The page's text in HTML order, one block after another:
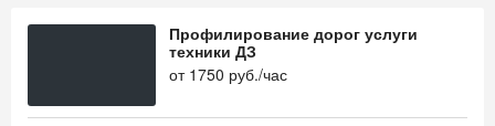
Профилирование дорог услуги
техники ДЗ
от 1750 руб./час